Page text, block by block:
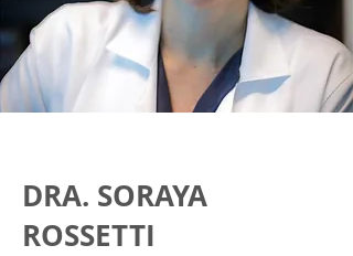
DRA. SORAYA
ROSSETTI